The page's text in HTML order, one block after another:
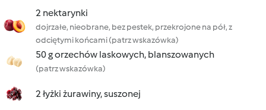
2 nektarynki
dojrzałe, nieobrane, bez pestek, przekrojone na pół, z
odciętymi końcami (patrz wskazówka)
50 g orzechów laskowych, blanszowanych
(patrz wskazówka)
2 łyżki żurawiny, suszonej